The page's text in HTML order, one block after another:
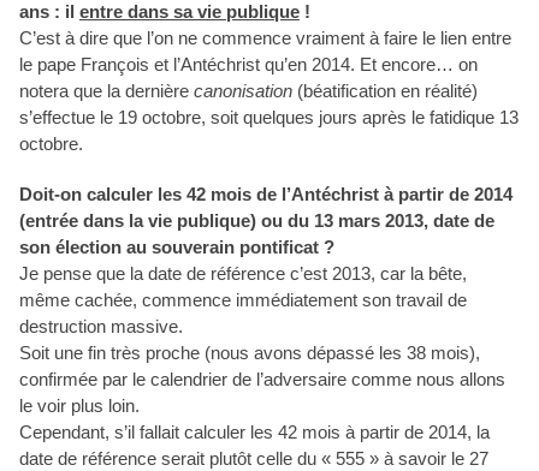
ans : il entre dans sa vie publique !
C’est à dire que l’on ne commence vraiment à faire le lien entre
le pape François et l’Antéchrist qu’en 2014. Et encore… on
notera que la dernière canonisation (béatification en réalité)
s’effectue le 19 octobre, soit quelques jours après le fatidique 13
octobre.
Doit-on calculer les 42 mois de l’Antéchrist à partir de 2014
(entrée dans la vie publique) ou du 13 mars 2013, date de
son élection au souverain pontificat ?
Je pense que la date de référence c’est 2013, car la bête,
même cachée, commence immédiatement son travail de
destruction massive.
Soit une fin très proche (nous avons dépassé les 38 mois),
confirmée par le calendrier de l’adversaire comme nous allons
le voir plus loin.
Cependant, s’il fallait calculer les 42 mois à partir de 2014, la
date de référence serait plutôt celle du « 555 » à savoir le 27